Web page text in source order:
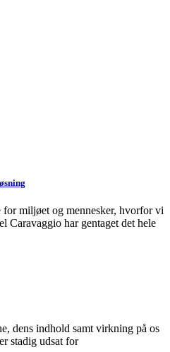
miljøet og mennesker, hvorfor vi
Caravaggio har gentaget det hele
dens indhold samt virkning på os
stadig udsat for